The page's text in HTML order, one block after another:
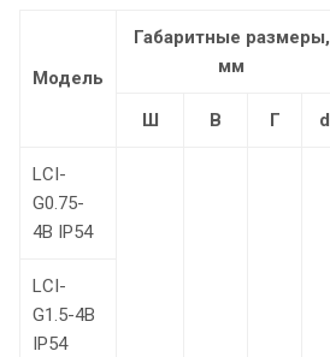
Модель
Габаритные размеры,
мм
Ш
В Г d
LCI-
G0.75-
4B IP54
LCI-
G1.5-4B
IP54